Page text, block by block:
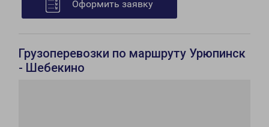
Оформить заявку
Грузоперевозки по маршруту Урюпинск
- Шебекино